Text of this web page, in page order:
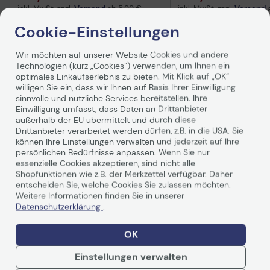
inkl. MwSt. zzgl.Versandab5,99 €
In den Warenkorb
inkl. MwSt. zzgl.Versand
Technische Daten
Allgemein
Hersteller
Brother
Herst.Art.Nr.
TN242CMY
4977766812856
Cookie-Einstellungen
Wir möchten auf unserer Website Cookies und andere
Technologien (kurz „Cookies“) verwenden, um Ihnen ein
optimales Einkaufserlebnis zu bieten. Mit Klick auf „OK“
willigen Sie ein, dass wir Ihnen auf Basis Ihrer Einwilligung
sinnvolle und nützliche Services bereitstellen. Ihre
Einwilligung umfasst, dass Daten an Drittanbieter
außerhalb der EU übermittelt und durch diese
Drittanbieter verarbeitet werden dürfen, z.B. in die USA. Sie
können Ihre Einstellungen verwalten und jederzeit auf Ihre
persönlichen Bedürfnisse anpassen. Wenn Sie nur
essenzielle Cookies akzeptieren, sind nicht alle
Shopfunktionen wie z.B. der Merkzettel verfügbar. Daher
entscheiden Sie, welche Cookies Sie zulassen möchten.
Weitere Informationen finden Sie in unserer
Datenschutzerklärung .
OK
Einstellungen verwalten